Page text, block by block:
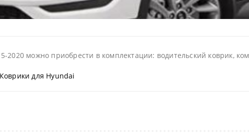
2020 можно приобрести в комплектации: водительский коврик,
Коврики для Hyundai